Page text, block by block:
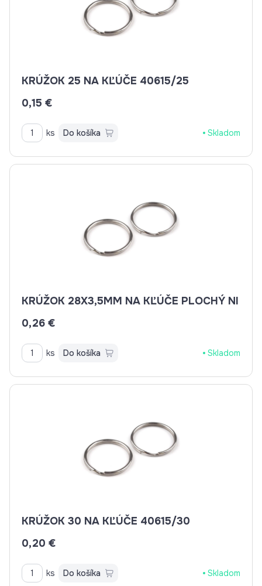
KRÚŽOK 25 NA KĽÚČE 40615/25
0,15 €
ks Do košíka Skladom
KRÚŽOK 28X3,5MM NA KĽÚČE PLOCHÝ NI
0,26 €
ks Do košíka Skladom
KRÚŽOK 30 NA KĽÚČE 40615/30
0,20 €
ks Do košíka Skladom